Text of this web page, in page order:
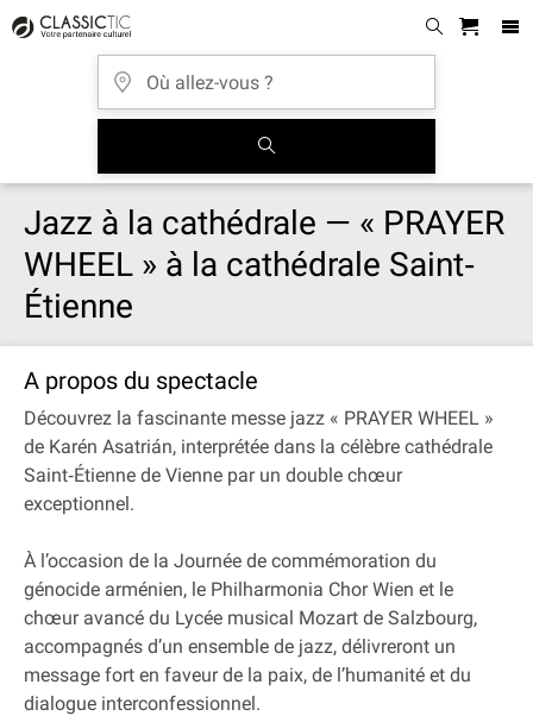
Jazz à la cathédrale — « PRAYER
WHEEL » à la cathédrale Saint‐
Étienne
A propos du spectacle
Découvrez la fascinante messe jazz « PRAYER WHEEL »
de Karén Asatrián, interprétée dans la célèbre cathédrale
Saint‐Étienne de Vienne par un double chœur
exceptionnel.
À l’occasion de la Journée de commémoration du
génocide arménien, le Philharmonia Chor Wien et le
chœur avancé du Lycée musical Mozart de Salzbourg,
accompagnés d’un ensemble de jazz, délivreront un
message fort en faveur de la paix, de l’humanité et du
dialogue interconfessionnel.